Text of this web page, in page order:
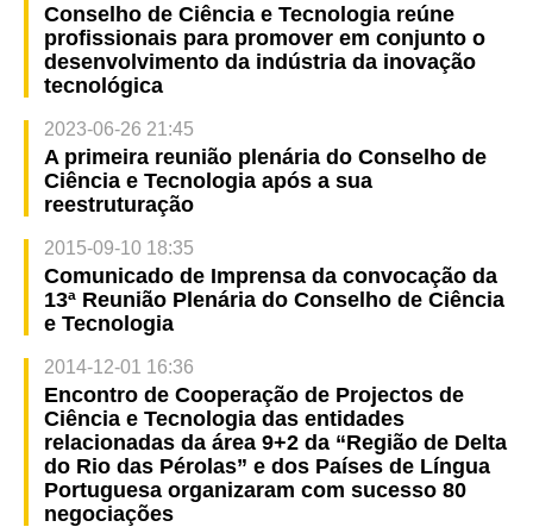
Conselho de Ciência e Tecnologia reúne
profissionais para promover em conjunto o
desenvolvimento da indústria da inovação
tecnológica
2023-06-26 21:45
A primeira reunião plenária do Conselho de
Ciência e Tecnologia após a sua
reestruturação
2015-09-10 18:35
Comunicado de Imprensa da convocação da
13ª Reunião Plenária do Conselho de Ciência
e Tecnologia
2014-12-01 16:36
Encontro de Cooperação de Projectos de
Ciência e Tecnologia das entidades
relacionadas da área 9+2 da “Região de Delta
do Rio das Pérolas” e dos Países de Língua
Portuguesa organizaram com sucesso 80
negociações